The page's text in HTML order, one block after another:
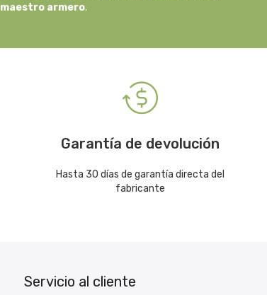
maestro armero.
Garantía de devolución
Hasta 30 días de garantía directa del
fabricante
Servicio al cliente